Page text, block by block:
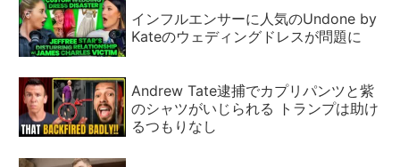
インフルエンサーに人気のUndone by
Kateのウェディングドレスが問題に
Andrew Tate逮捕でカプリパンツと紫
のシャツがいじられる トランプは助け
るつもりなし